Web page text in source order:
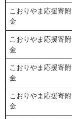
こおりやま応援寄附
金
こおりやま応援寄附
金
こおりやま応援寄附
金
こおりやま応援寄附
金